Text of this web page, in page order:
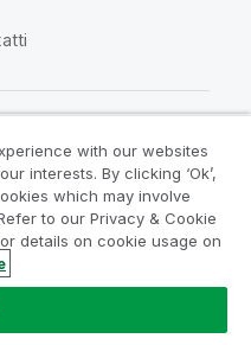
Do Not Share My Info
AB. Tutti i
with our websites
interests. By clicking ‘Ok’,
which may involve
to our Privacy & Cookie
details on cookie usage on